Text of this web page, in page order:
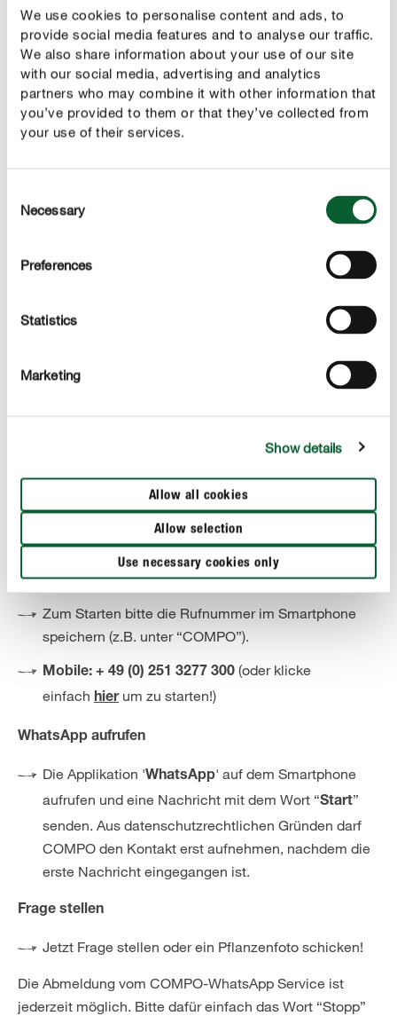
We use cookies to personalise content and ads, to
provide social media features and to analyse our traffic.
We also share information about your use of our site
with our social media, advertising and analytics
partners who may combine it with other information that
you’ve provided to them or that they’ve collected from
your use of their services.
Selection
Necessary
Preferences
Statistics
Marketing
Show details
Allow all cookies
Allow selection
Use necessary cookies only
Uhr, Österreich: von 14 bis 16 Uhr.
Foto-Diagnose:Es gibt ein Problem mit Ihrer
Pflanze? In diesem Fall gibt es im Chat die Option
„Foto-Diagnose“. Mittels Foto der betroffenen
Pflanze können die COMPO-Experten hilfreiche
Tipps zur optimalen Pflege geben.
welcher Dünger ist der richtige für welchen Rasen?
Die COMPO-Produktberatung steht rund um die Uhr
weiter.
Aktivierung des COMPO-Beratungsservices per
WhatsApp stimmen Sie der Datenschutzerklärung
Bei Fragen zum Service sind die COMPO-Experten
montags bis freitags zwischen 10 und 15 Uhr
erreichbar (Österreich: 14-16 Uhr).
Zum Starten bitte die Rufnummer im Smartphone
speichern (z.B. unter “COMPO”).
Mobile: + 49 (0) 251 3277 300 (oder klicke
einfach hier um zu starten!)
WhatsApp aufrufen
Die Applikation 'WhatsApp' auf dem Smartphone
aufrufen und eine Nachricht mit dem Wort “Start”
senden. Aus datenschutzrechtlichen Gründen darf
COMPO den Kontakt erst aufnehmen, nachdem die
erste Nachricht eingegangen ist.
Frage stellen
Jetzt Frage stellen oder ein Pflanzenfoto schicken!
Die Abmeldung vom COMPO-WhatsApp Service ist
jederzeit möglich. Bitte dafür einfach das Wort “Stopp”